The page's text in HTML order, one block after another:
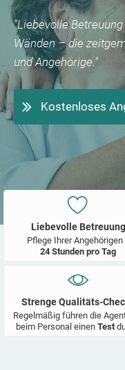
"Liebevolle
Wänden – die
und Angehörige."
Kostenloses
Liebevolle Betreuung
Pflege Ihrer Angehörigen
24 Stunden pro Tag
Strenge Qualitäts-
Regelmäßig führen die
beim Personal einen Test